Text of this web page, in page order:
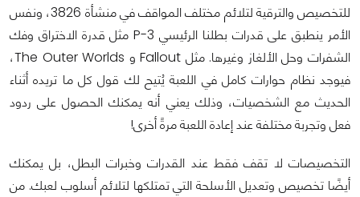
للتخصيص والترقية لتلائم مختلف المواقف في منشأة 3826، ونفس
الأمر ينطبق على قدرات بطلنا الرئيسي P-3 مثل قدرة الاختراق وفك
الشفرات وحل الألغاز وغيرها.
مثل Fallout و The Outer Worlds،
فيوجد نظام حوارات كامل في اللعبة يُتيح لك قول كل ما تريده أثناء
الحديث مع الشخصيات، وذلك يعني أنه يمكنك الحصول على ردود
فعل وتجربة مختلفة عند إعادة اللعبة مرةً أخرى!
التخصيصات لا تقف فقط عند القدرات وخبرات البطل، بل يمكنك
أيضًا تخصيص وتعديل الأسلحة التي تمتلكها لتلائم أسلوب لعبك. من